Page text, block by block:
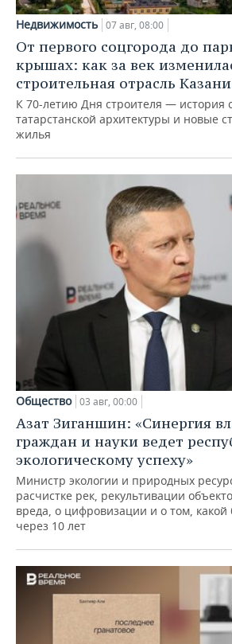
Недвижимость 07 авг, 08:00
От первого соцгорода до
крышах: как за век
строительная отрасль Казани
К 70-летию Дня строителя — история
татарстанской архитектуры и новые
жилья
Общество 03 авг, 00:00
Азат Зиганшин: «Синергия
граждан и науки ведет
экологическому успеху»
Министр экологии и природных
расчистке рек, рекультивации
вреда, о цифровизации и о том, какой
через 10 лет